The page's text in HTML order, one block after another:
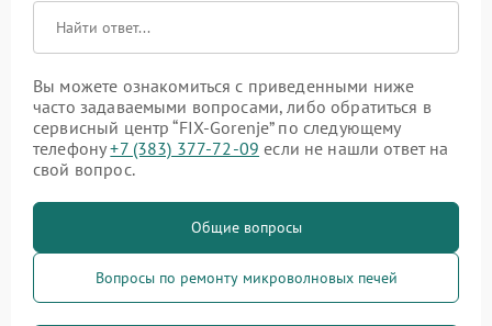
Вы можете ознакомиться с приведенными ниже
часто задаваемыми вопросами, либо обратиться в
сервисный центр “FIX-Gorenje” по следующему
телефону+7 (383) 377-72-09 если не нашли ответ на
свой вопрос.
Общие вопросы
Вопросы по ремонту микроволновых печей